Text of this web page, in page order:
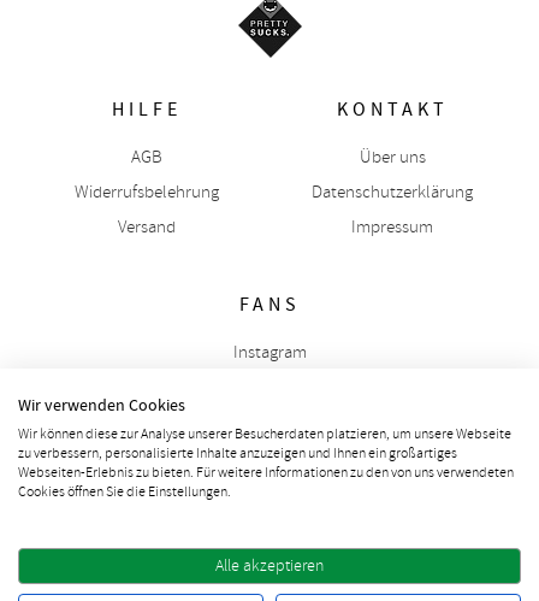
HILFE
AGB
Widerrufsbelehrung
Versand
KONTAKT
Über uns
Datenschutzerklärung
Impressum
FANS
Instagram
Vertrag widerrufen
Wir verwenden Cookies
Wir können diese zur Analyse unserer Besucherdaten platzieren, um unsere Webseite
zu verbessern, personalisierte Inhalte anzuzeigen und Ihnen ein großartiges
Webseiten-Erlebnis zu bieten. Für weitere Informationen zu den von uns verwendeten
Cookies öffnen Sie die Einstellungen.
Alle akzeptieren